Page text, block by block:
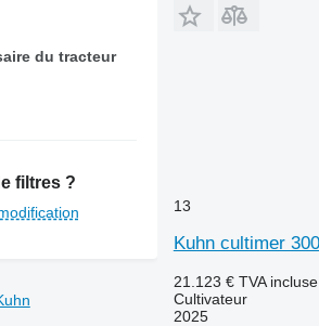
du tracteur
filtres ?
13
Kuhn cultimer
21.123 € TVA incluse
Cultivateur
2025